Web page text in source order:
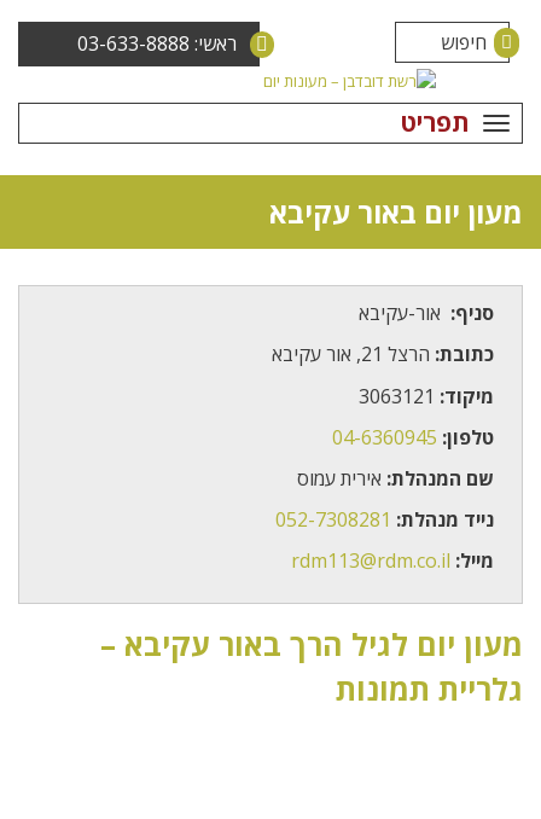
ראשי: 03-633-8888
מעון יום באור עקיבא
סניף: אור-עקיבא
כתובת: הרצל 21, אור עקיבא
מיקוד: 3063121
טלפון: 04-6360945
שם המנהלת: אירית עמוס
נייד מנהלת: 052-7308281
מייל: rdm113@rdm.co.il
מעון יום לגיל הרך באור עקיבא –
גלריית תמונות